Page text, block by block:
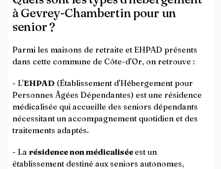
à Gevrey-Chambertin pour un
senior ?
Parmi les maisons de retraite et EHPAD présents
dans cette commune de Côte-d'Or, on retrouve :
- L'EHPAD (Établissement d'Hébergement pour
Personnes Âgées Dépendantes) est une résidence
médicalisée qui accueille des seniors dépendants
nécessitant un accompagnement quotidien et des
traitements adaptés.
- La résidence non médicalisée est un
établissement destiné aux seniors autonomes,